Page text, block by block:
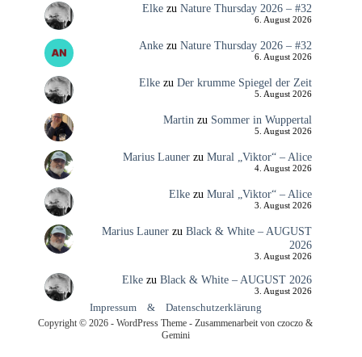
Elkezu Nature Thursday 2026 – #32
6. August 2026
Ankezu Nature Thursday 2026 – #32
6. August 2026
Elkezu Der krumme Spiegel der Zeit
5. August 2026
Martin zu Sommer in Wuppertal
5. August 2026
Marius Launerzu Mural „Viktor“ – Alice
4. August 2026
Elkezu Mural „Viktor“ – Alice
3. August 2026
Marius Launerzu Black & White – AUGUST
2026
3. August 2026
Elkezu Black & White – AUGUST 2026
3. August 2026
Impressum & Datenschutzerklärung
Copyright © 2026 - WordPress Theme - Zusammenarbeit von czoczo &
Gemini